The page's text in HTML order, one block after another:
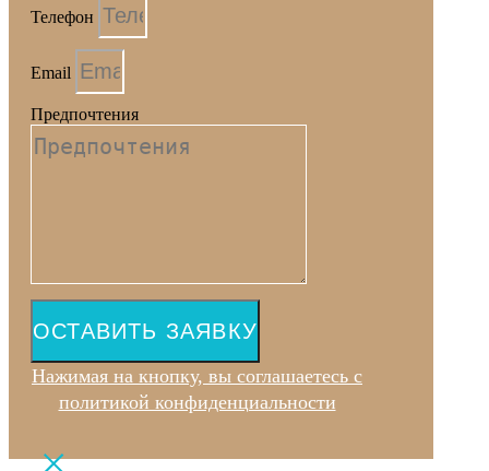
Телефон
Email
Предпочтения
ОСТАВИТЬ ЗАЯВКУ
Нажимая на кнопку, вы соглашаетесь с
политикой конфиденциальности